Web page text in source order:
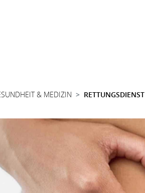
& MEDIZIN RETTUNGSDIENST